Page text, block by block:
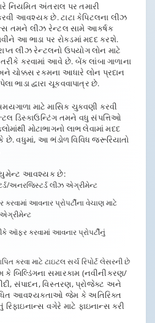
નિયમિત અંતરાલ પર તમારી
કરવી આવશ્યક છે. ટાટા કેપિટલના લીઝ
તમને લીઝ રેન્ટલ સામે આકર્ષક
આ ભાડા પર રોકડમાં મદદ કરશે.
લીઝ રેન્ટલનો ઉપયોગ લોન માટે
કરવામાં આવે છે. બેંક લાંબા ગાળાના
ચોક્કસ રકમના આધારે લોન પ્રદાન
દ્વારા ચૂકવવાપાત્ર છે.
માટે માસિક ચુકવણી કરવી
ડિસ્કાઉન્ટિંગ તમને વધુ સંપત્તિઓ
મોટાભાગનો લાભ લેવામાં મદદ
વધુમાં, આ ભંડોળ વિવિધ જરૂરિયાતો
આવશ્યક છે:
અનરજિસ્ટર્ડ લીઝ એગ્રીમેન્ટ
આવનાર પ્રોપર્ટીના વેચાણ માટે
એગ્રીમેન્ટ
ઑફર કરવામાં આવનાર પ્રોપર્ટીનું
કરવા માટે ટાઇટલ સર્ચ રિપોર્ટ લેસરની છે
બિલ્ડિંગના સમારકામ (નવીનીકરણ/
સંપાદન, વિસ્તરણ, પ્રોજેક્ટ અને
આવશ્યકતાઓ જેમ કે અતિરિક્ત
વગેરે માટે ફાઇનાન્સ કરી